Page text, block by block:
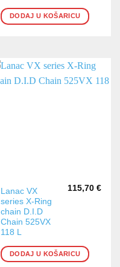
DODAJ U KOŠARICU
Lanac VX
series X-Ring
chain D.I.D
Chain 525VX
118 L
115,70 €
DODAJ U KOŠARICU